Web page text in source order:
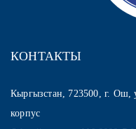
КОНТАКТЫ
Кыргызстан, 723500, г.
корпус